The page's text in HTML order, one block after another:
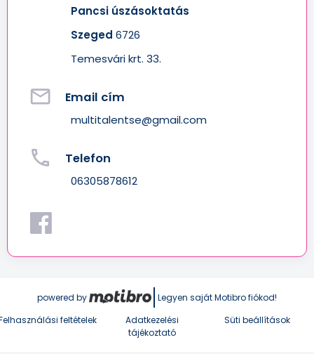
Pancsi úszásoktatás
Szeged 6726
Temesvári krt. 33.
email Email cím
multitalentse@gmail.com
phone Telefon
06305878612
powered by
Legyen saját Motibro fiókod!
feltételek
Adatkezelési
tájékoztató
Süti beállítások